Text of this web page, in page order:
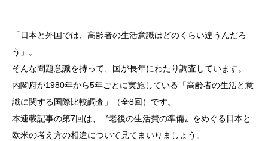
「日本と外国では、高齢者の生活意識はどのくらい違うんだろ
う」。
そんな問題意識を持って、国が長年にわたり調査しています。
内閣府が1980年から5年ごとに実施している「高齢者の生活と意
識に関する国際比較調査」（全8回）です。
本連載記事の第7回は、〝老後の生活費の準備〟をめぐる日本と
欧米の考え方の相違について見てまいりましょう。